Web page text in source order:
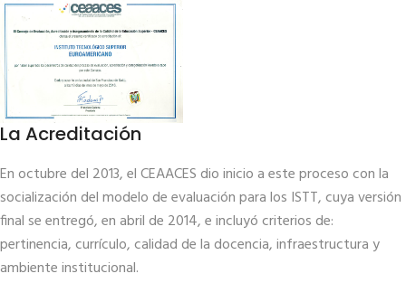
La Acreditación
En octubre del 2013, el CEAACES dio inicio a este proceso con la
socialización del modelo de evaluación para los ISTT, cuya versión
final se entregó, en abril de 2014, e incluyó criterios de:
pertinencia, currículo, calidad de la docencia, infraestructura y
ambiente institucional.